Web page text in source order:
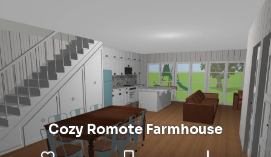
Cozy Romote Farmhouse